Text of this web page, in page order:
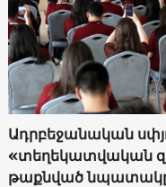
Ադրբեջանական
«տեղեկատվական
թաքնված